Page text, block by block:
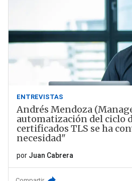
ENTREVISTAS
Andrés Mendoza
automatización del ciclo
certificados TLS se ha
necesidad"
por Juan Cabrera